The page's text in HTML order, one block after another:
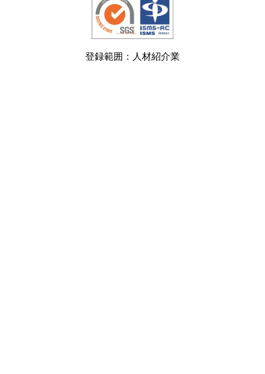
登録範囲：人材紹介業